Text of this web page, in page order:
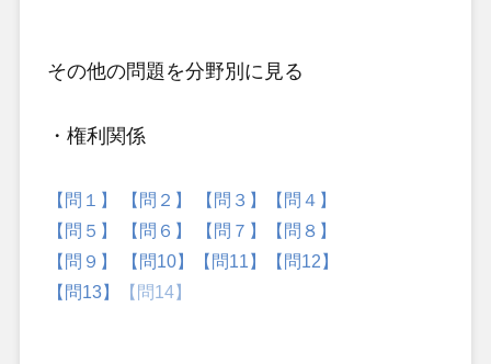
その他の問題 を分野別に見る
・権利関係
【問１】 【問２】 【問３】
【問４】
【問５】
【問６】 【問７】
【問８】
【問９】
【問10】 【問11】
【問12】
【問13】
【問14】